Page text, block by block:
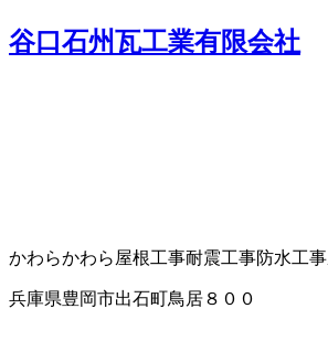
谷口石州瓦工業有限会社
かわらかわら屋根工事耐震工事防水工事
兵庫県豊岡市出石町鳥居８００